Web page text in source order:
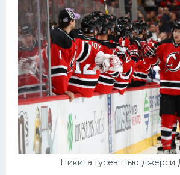
Никита Гусев Нью джерси